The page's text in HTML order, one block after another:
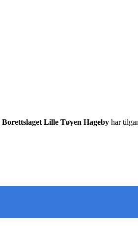
Borettslaget Lille Tøyen Hageby har